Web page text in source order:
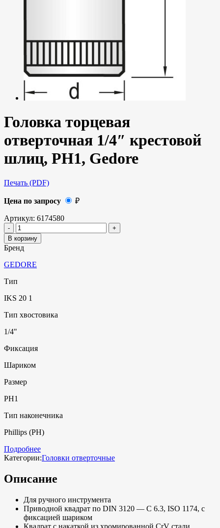
Головка торцевая
отверточная 1/4″ крестовой
шлиц, PH1, Gedore
Печать (PDF)
Цена по запросу ₽
Артикул: 6174580
В корзину
Бренд
GEDORE
Тип
IKS 20 1
Тип хвостовика
1/4"
Фиксация
Шариком
Размер
PH1
Тип наконечника
Phillips (PH)
Подробнее
Категории:Головки отверточные
Описание
Для ручного инструмента
Приводной квадрат по DIN 3120 — C 6.3, ISO 1174, с
фиксацией шариком
Квадрат с накаткой из хромированной CrV стали